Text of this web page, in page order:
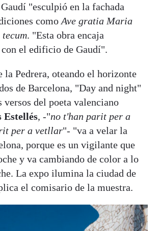
"esculpió en la fachada
como Ave gratia Maria
. "Esta obra encaja
el edificio de Gaudí".
la Pedrera, oteando el horizonte
de Barcelona, "Day and night"
versos del poeta valenciano
Estellés, -"no t'han parit per a
per a vetllar"- "va a velar la
porque es un vigilante que
y va cambiando de color a lo
La expo ilumina la ciudad de
el comisario de la muestra.